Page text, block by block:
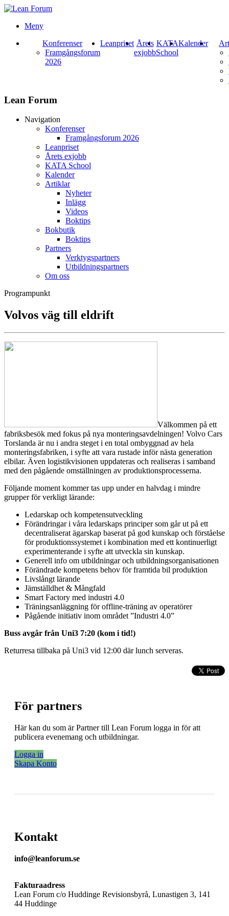
Meny
Konferenser
Framgångsforum
2026
Leanpriset Årets
exjobb
KATA
School
Kalender
Lean Forum
Navigation
Konferenser
Framgångsforum 2026
Leanpriset
Årets exjobb
KATA School
Kalender
Artiklar
Nyheter
Inlägg
Videos
Boktips
Bokbutik
Boktips
Partners
Verktygspartners
Utbildningspartners
Om oss
Programpunkt
Volvos väg till eldrift
Välkommen på ett
fabriksbesök med fokus på nya monteringsavdelningen! Volvo Cars
Torslanda är nu i andra steget i en total ombyggnad av hela
monteringsfabriken, i syfte att vara rustade inför nästa generation
elbilar. Även logistikvisionen uppdateras och realiseras i samband
med den pågående omställningen av produktionsprocesserna.
Följande moment kommer tas upp under en halvdag i mindre
grupper för verkligt lärande:
Ledarskap och kompetensutveckling
Förändringar i våra ledarskaps principer som går ut på ett
decentraliserat ägarskap baserat på god kunskap och förståelse
för produktionssystemet i kombination med ett kontinuerligt
experimenterande i syfte att utveckla sin kunskap.
Generell info om utbildningar och utbildningsorganisationen
Förändrade kompetens behov för framtida bil produktion
Livslångt lärande
Jämställdhet & Mångfald
Smart Factory med industri 4.0
Träningsanläggning för offline-träning av operatörer
Pågående initiativ inom området ”Industri 4.0”
Buss avgår från Uni3 7:20 (kom i tid!)
Returresa tillbaka på Uni3 vid 12:00 där lunch serveras.
För partners
Här kan du som är Partner till Lean Forum logga in för att
publicera evenemang och utbildningar.
Logga in
Skapa Konto
Kontakt
info@leanforum.se
Fakturaadress
Lean Forum c/o Huddinge Revisionsbyrå, Lunastigen 3, 141
44 Huddinge